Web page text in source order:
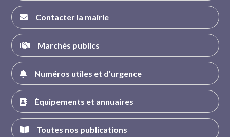
Contacter la mairie
Marchés publics
Numéros utiles et d'urgence
Équipements et annuaires
Toutes nos publications